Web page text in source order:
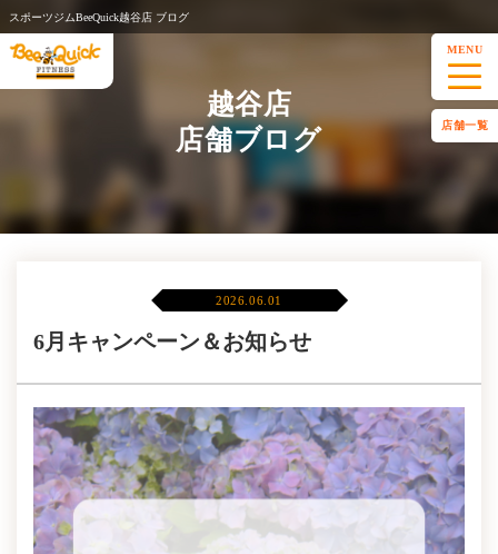
スポーツジムBeeQuick越谷店 ブログ
MENU
店舗一覧
越谷店
店舗ブログ
2026.06.01
6月キャンペーン＆お知らせ